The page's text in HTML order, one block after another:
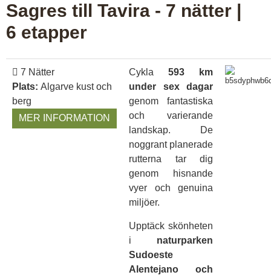
Sagres till Tavira - 7 nätter |
6 etapper
7 Nätter
Plats: Algarve kust och
berg
MER INFORMATION
Cykla 593 km
under sex dagar
genom fantastiska
och varierande
landskap. De
noggrant planerade
rutterna tar dig
genom hisnande
vyer och genuina
miljöer.
Upptäck skönheten
i naturparken
Sudoeste
Alentejano och